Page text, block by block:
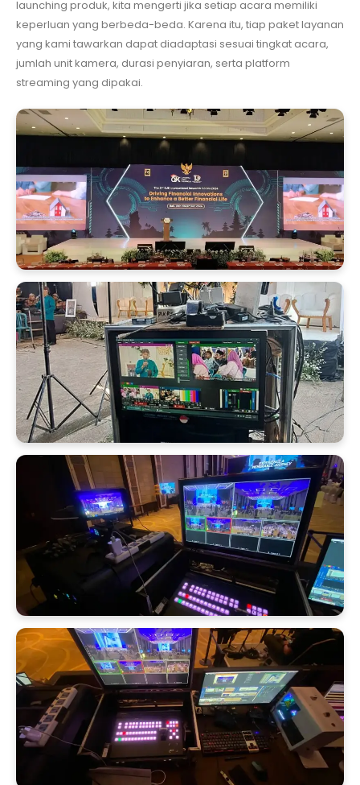
launching produk, kita mengerti jika setiap acara memiliki
keperluan yang berbeda-beda. Karena itu, tiap paket layanan
yang kami tawarkan dapat diadaptasi sesuai tingkat acara,
jumlah unit kamera, durasi penyiaran, serta platform
streaming yang dipakai.